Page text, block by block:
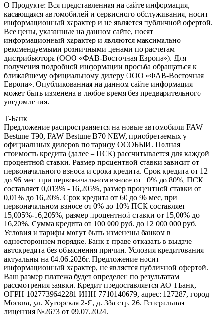
О Продукте: Вся представленная на сайте информация,
касающаяся автомобилей и сервисного обслуживания, носит
информационный характер и не является публичной офертой.
Все цены, указанные на данном сайте, носят
информационный характер и являются максимально
рекомендуемыми розничными ценами по расчетам
дистрибьютора (ООО «ФАВ-Восточная Европа»). Для
получения подробной информации просьба обращаться к
ближайшему официальному дилеру ООО «ФАВ-Восточная
Европа». Опубликованная на данном сайте информация
может быть изменена в любое время без предварительного
уведомления.
Т-Банк
Предложение распространяется на новые автомобили FAW
Bestune T90, FAW Bestune В70 NEW, приобретаемых у
официальных дилеров по тарифу ОСОБЫЙ. Полная
стоимость кредита (далее – ПСК) рассчитывается для каждой
процентной ставки. Размер процентной ставки зависит от
первоначального взноса и срока кредита. Срок кредита от 12
до 96 мес, при первоначальном взносе от 10% до 80%, ПСК
составляет 0,013% - 16,205%, размер процентной ставки от
0,01% до 16,20%. Срок кредита от 60 до 96 мес, при
первоначальном взносе от 0% до 10% ПСК составляет
15,005%-16,205%, размер процентной ставки от 15,00% до
16,20%. Сумма кредита от 100 000 руб. до 12 000 000 руб.
Условия и тарифы могут быть изменены банком в
одностороннем порядке. Банк в праве отказать в выдаче
автокредита без объяснения причин. Условия кредитования
актуальны на 04.06.2026г. Предложение носит
информационный характер, не является публичной офертой.
Ваш размер платежа будет определен по результатам
рассмотрения заявки. Кредит предоставляется АО ТБанк,
ОГРН 1027739642281 ИНН 7710140679, адрес: 127287, город
Москва, ул. Хуторская 2-Я, д. 38а стр. 26. Генеральная
лицензия №2673 от 09.07.2024.